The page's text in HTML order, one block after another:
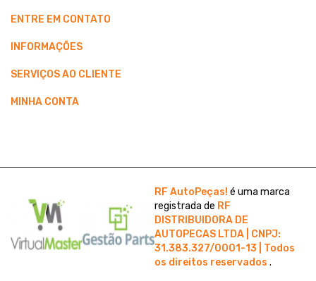
ENTRE EM CONTATO
INFORMAÇÕES
SERVIÇOS AO CLIENTE
MINHA CONTA
RF AutoPeças! é uma marca
registrada de RF
DISTRIBUIDORA DE
AUTOPECAS LTDA | CNPJ:
31.383.327/0001-13 | Todos
os direitos reservados.